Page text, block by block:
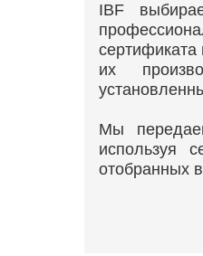
IBF
их
Мы
используя
отобранных